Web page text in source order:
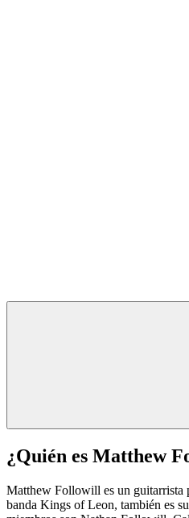
¿Quién es Matthew
Matthew Followill es un guitarrista
banda Kings of Leon, también es